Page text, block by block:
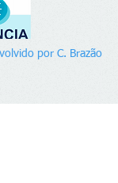
por C. Brazão